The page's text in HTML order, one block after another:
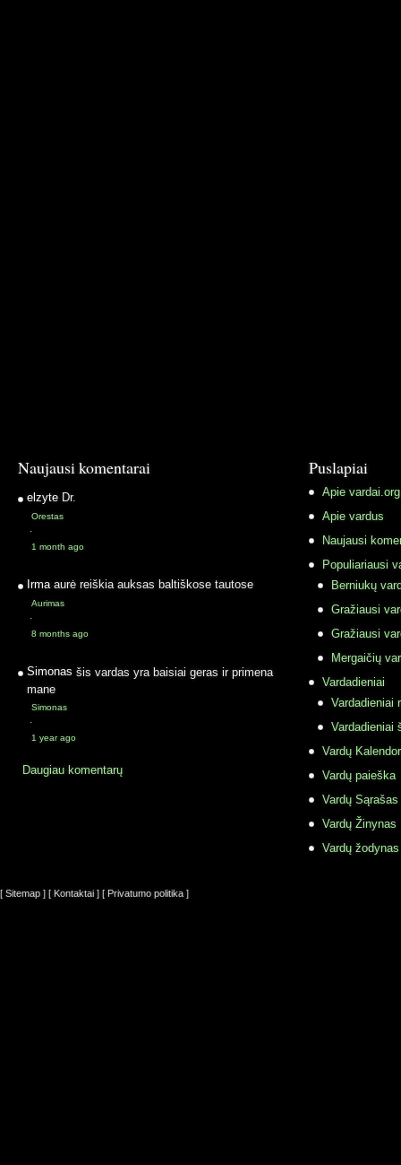
Naujausi komentarai
elzyte Dr.
Orestas
·
1 month ago
Irma aurė reiškia auksas baltiškose tautose
Aurimas
·
8 months ago
Simonas šis vardas yra baisiai geras ir primena
mane
Simonas
·
1 year ago
Daugiau komentarų
Puslapiai
Apie vardai.org
Apie vardus
Naujausi
Populiariausi
Berniukų
Gražiausi
Gražiausi
Mergaičių
Vardadieniai
Vardadieniai
Vardadieniai
Vardų
Vardų paieška
Vardų Sąrašas
Vardų Žinynas
Vardų
[ Sitemap ] [ Kontaktai ] [ Privatumo politika ]